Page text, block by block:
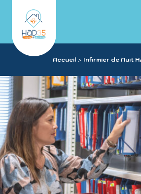
Accueil Infirmier de Nuit